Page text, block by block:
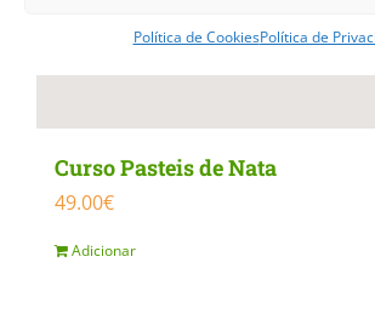
Política de CookiesPolítica de
Curso Pasteis de Nata
49.00€
Adicionar